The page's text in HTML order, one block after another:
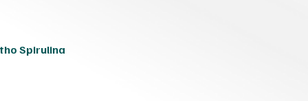
Spirulina